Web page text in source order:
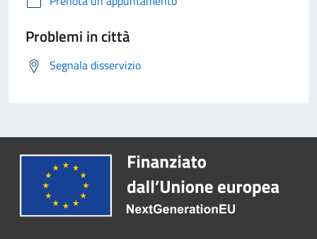
Problemi in città
Segnala disservizio